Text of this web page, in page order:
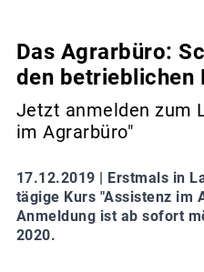
Das Agrarbüro:
den betrieblichen
Jetzt anmelden zum
im Agrarbüro"
17.12.2019 |
Erstmals in
tägige Kurs "Assistenz im
Anmeldung ist ab sofort
2020.